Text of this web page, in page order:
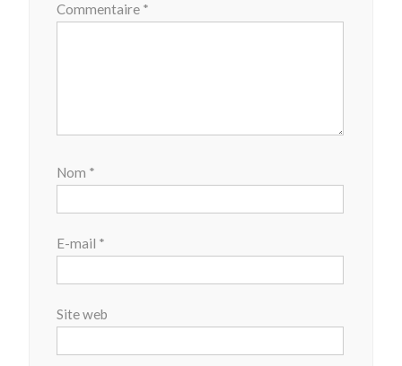
Commentaire *
Nom *
E-mail *
Site web